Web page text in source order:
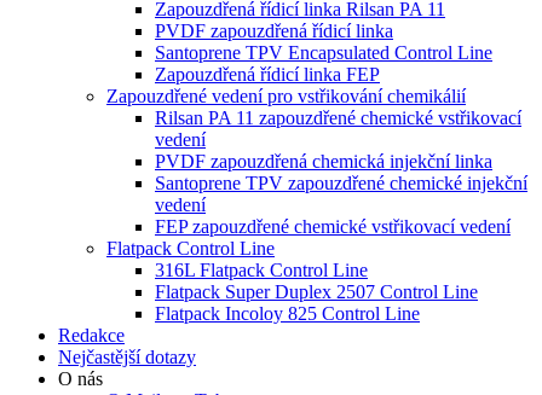
Zapouzdřená řídicí linka Rilsan PA 11
PVDF zapouzdřená řídicí linka
Santoprene TPV Encapsulated Control Line
Zapouzdřená řídicí linka FEP
Zapouzdřené vedení pro vstřikování chemikálií
Rilsan PA 11 zapouzdřené chemické vstřikovací
vedení
PVDF zapouzdřená chemická injekční linka
Santoprene TPV zapouzdřené chemické injekční
vedení
FEP zapouzdřené chemické vstřikovací vedení
Flatpack Control Line
316L Flatpack Control Line
Flatpack Super Duplex 2507 Control Line
Flatpack Incoloy 825 Control Line
Redakce
Nejčastější dotazy
O nás